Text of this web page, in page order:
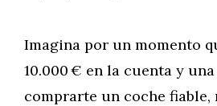
Imagina por un momento
10.000 € en la cuenta y
comprarte un coche fiable,